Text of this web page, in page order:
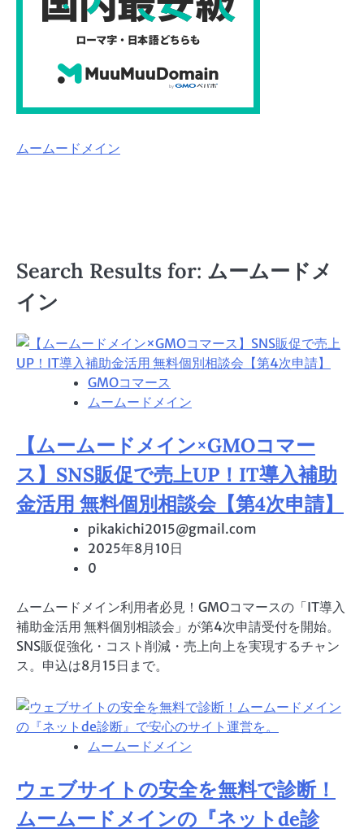
ムームードメイン
Search Results for: ムームードメ
イン
GMOコマース
ムームードメイン
【ムームードメイン×GMOコマー
ス】SNS販促で売上UP！IT導入補助
金活用 無料個別相談会【第4次申請】
pikakichi2015@gmail.com
2025年8月10日
0
ムームードメイン利用者必見！GMOコマースの「IT導入
補助金活用 無料個別相談会」が第4次申請受付を開始。
SNS販促強化・コスト削減・売上向上を実現するチャン
ス。申込は8月15日まで。
ムームードメイン
ウェブサイトの安全を無料で診断！
ムームードメインの『ネットde診